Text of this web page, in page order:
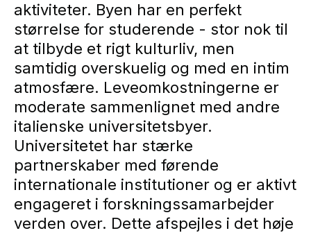
aktiviteter. Byen har en perfekt
størrelse for studerende - stor nok til
at tilbyde et rigt kulturliv, men
samtidig overskuelig og med en intim
atmosfære. Leveomkostningerne er
moderate sammenlignet med andre
italienske universitetsbyer.
Universitetet har stærke
partnerskaber med førende
internationale institutioner og er aktivt
engageret i forskningssamarbejder
verden over. Dette afspejles i det høje